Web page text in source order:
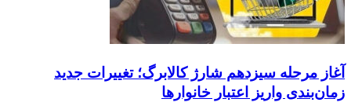
مرحله سیزدهم شارژ کالابرگ؛ تغییرات جدید
واریز اعتبار خانوارها